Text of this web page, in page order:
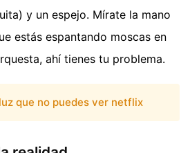
y un espejo. Mírate la mano
estás espantando moscas en
ahí tienes tu problema.
que no puedes ver netflix